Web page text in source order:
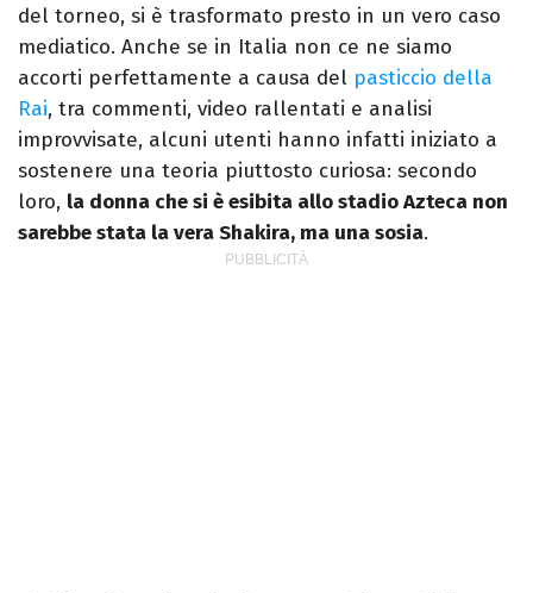
del torneo, si è trasformato presto in un vero caso
mediatico. Anche se in Italia non ce ne siamo
accorti perfettamente a causa del pasticcio della
Rai, tra commenti, video rallentati e analisi
improvvisate, alcuni utenti hanno infatti iniziato a
sostenere una teoria piuttosto curiosa: secondo
loro, la donna che si è esibita allo stadio Azteca non
sarebbe stata la vera Shakira, ma una sosia.